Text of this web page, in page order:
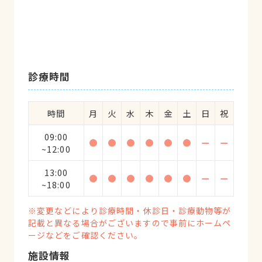
診療時間
時間 月 火 水 木 金 土 日
祝
09:00
~12:00
● ● ● ● ● ● ー ー
13:00
~18:00
● ● ● ● ● ● ー ー
※変更などにより診療時間・休診日・診療動物等が
記載と異なる場合がございますので事前にホームペ
ージなどをご確認ください。
施設情報